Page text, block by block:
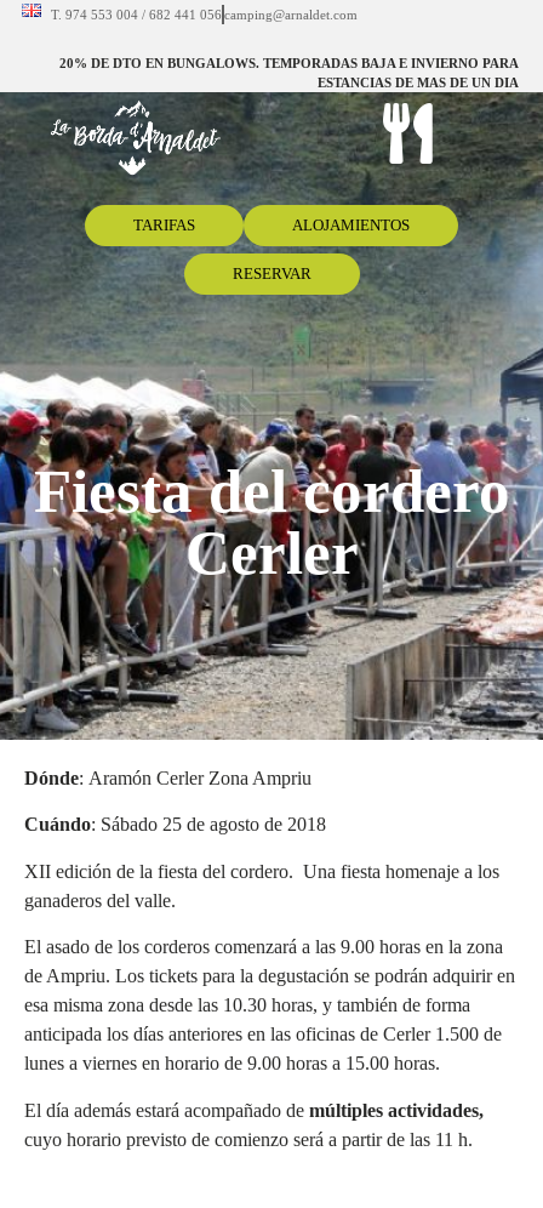
T. 974 553 004 / 682 441 056 camping@arnaldet.com
20% DE DTO EN BUNGALOWS. TEMPORADAS BAJA E INVIERNO PARA
ESTANCIAS DE MAS DE UN DIA
TARIFAS ALOJAMIENTOS
RESERVAR
Fiesta del cordero
Cerler
Dónde: Aramón Cerler Zona Ampriu
Cuándo: Sábado 25 de agosto de 2018
XII edición de la fiesta del cordero. Una fiesta homenaje a los
ganaderos del valle.
El asado de los corderos comenzará a las 9.00 horas en la zona
de Ampriu. Los tickets para la degustación se podrán adquirir en
esa misma zona desde las 10.30 horas, y también de forma
anticipada los días anteriores en las oficinas de Cerler 1.500 de
lunes a viernes en horario de 9.00 horas a 15.00 horas.
El día además estará acompañado de múltiples actividades,
cuyo horario previsto de comienzo será a partir de las 11 h.